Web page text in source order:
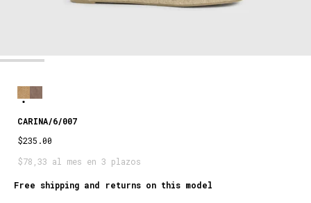
CARINA/6/007
$235.00
$78,33 al mes en 3 plazos
Free shipping and returns on this model